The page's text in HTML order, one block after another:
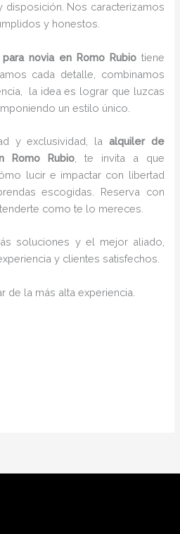
disposición. Nos caracterizamos
y honestos.
novia en Romo Rubio tiene
cada detalle, combinamos
la idea es lograr que luzcas
un estilo único.
y exclusividad, la alquiler de
Romo Rubio, te invita a que
lucir e impactar con libertad
escogidas. Reserva con
como te lo mereces.
soluciones y el mejor aliado,
y clientes satisfechos.
de la más alta experiencia.